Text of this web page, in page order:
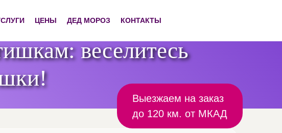
ЦЕНЫ ДЕД МОРОЗ КОНТАКТЫ
веселитесь
Выезжаем на заказ
до 120 км. от МКАД